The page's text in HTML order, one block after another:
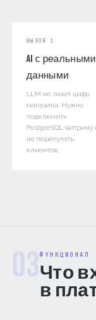
ВЫЗОВ 1
AI с реальными
данными
LLM не знает цифр
магазина. Нужно
подключить
PostgreSQL-витрину
не перепутать
клиентов.
ФУНКЦИОНАЛ
Что
в